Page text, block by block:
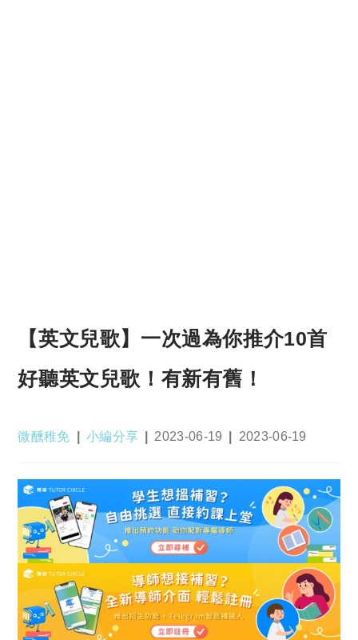
【英文兒歌】一次過為你推介10首
好聽英文兒歌！有新有舊！
Post
微醺稚免
Post
小編分享
Post
2023-06-19
Post
2023-06-19